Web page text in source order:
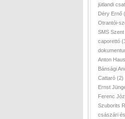
jütlandi
Déry Ernő
Otrantói-
SMS
caporettó
Anton Haus
Bánsági
Cattaró (2)
Ernst
Ferenc
Szuborits
császári